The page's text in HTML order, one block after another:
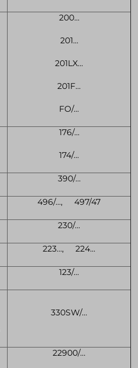
200...
201...
201LX...
201F...
FO/...
176/...
174/...
390/...
496/..., 497/47
230/...
223..., 224...
123/…
330SW/…
22900/…